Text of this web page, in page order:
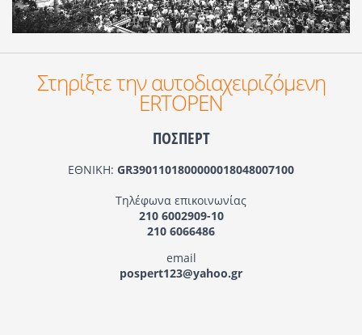
Στηρίξτε την αυτοδιαχειριζόμενη
ERTOPEN
ΠΟΣΠΕΡΤ
ΕΘΝΙΚΗ: GR3901101800000018048007100
Τηλέφωνα επικοινωνίας
210 6002909-10
210 6066486
email
pospert123@yahoo.gr